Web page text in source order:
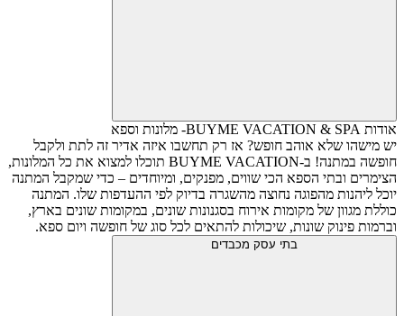
אודות BUYME VACATION & SPA- מלונות וספא
יש מישהו שלא אוהב חופש? אז רק תחשבו איזה אדיר זה לתת ולקבל
חופשה במתנה! ב-BUYME VACATION תוכלו למצוא את כל המלונות,
הצימרים ובתי הספא הכי שווים, מפנקים, ומיוחדים – כדי שמקבל המתנה
יוכל ליהנות מהפוגה נחוצה מהשגרה בדיוק לפי ההעדפות שלו. המתנה
כוללת מגוון של מקומות אירוח בסגנונות שונים, במקומות שונים בארץ,
וברמות פינוק שונות, שיכולות להתאים לכל סוג של חופשה ויום ספא.
בתי עסק מכבדים